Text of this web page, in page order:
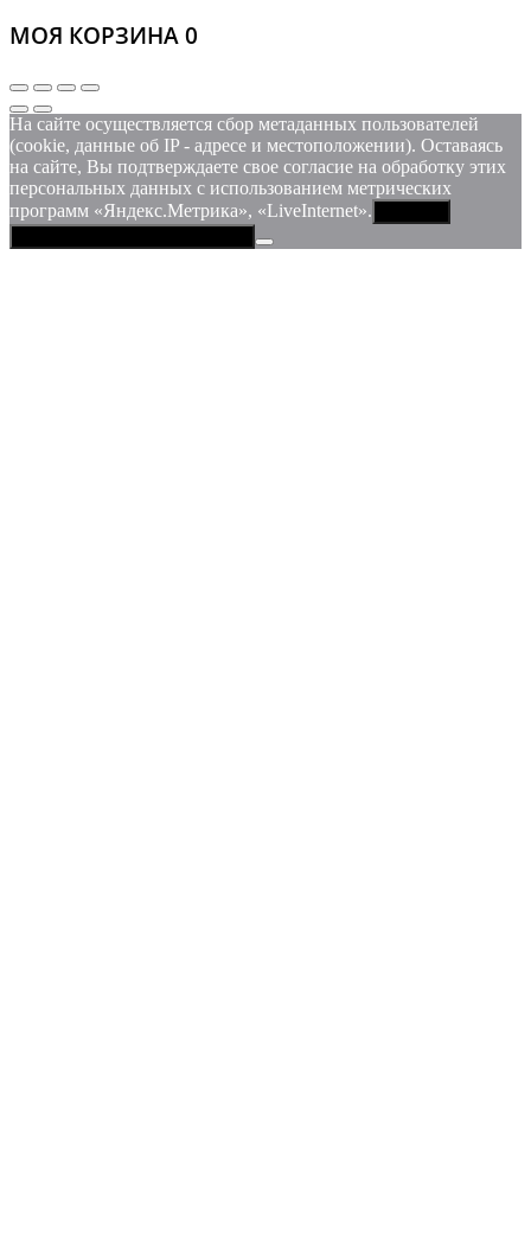
МОЯ КОРЗИНА 0
На сайте осуществляется сбор метаданных пользователей
(cookie, данные об IP - адресе и местоположении). Оставаясь
на сайте, Вы подтверждаете свое согласие на обработку этих
персональных данных c использованием метрических
программ «Яндекс.Метрика», «LiveInternet».